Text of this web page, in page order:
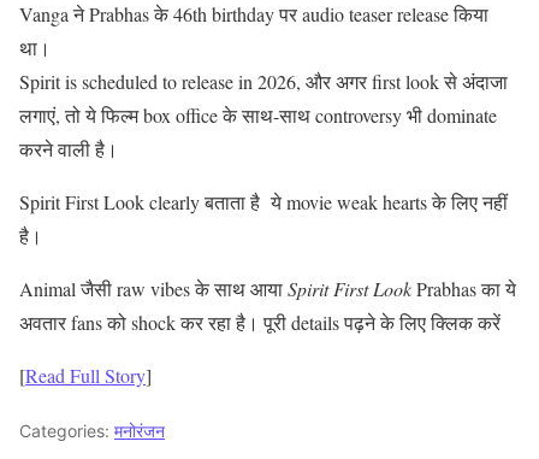
Vanga ने Prabhas के 46th birthday पर audio teaser release किया
था।
Spirit is scheduled to release in 2026, और अगर first look से अंदाजा
लगाएं, तो ये फिल्म box office के साथ-साथ controversy भी dominate
करने वाली है।
Spirit First Look clearly बताता है ये movie weak hearts के लिए नहीं
है।
Animal जैसी raw vibes के साथ आयाSpirit First LookPrabhas का ये
अवतार fans को shock कर रहा है। पूरी details पढ़ने के लिए क्लिक करें
[Read Full Story]
Categories: मनोरंजन